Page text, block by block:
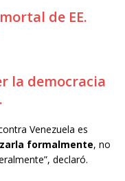
de EE.
la democracia
Venezuela es
formalmente, no
declaró.